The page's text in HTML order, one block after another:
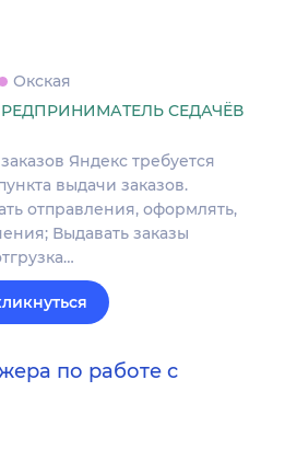
Окская
СЕДАЧЁВ
Яндекс требуется
выдачи заказов.
отправления, оформлять,
Выдавать заказы
по работе с